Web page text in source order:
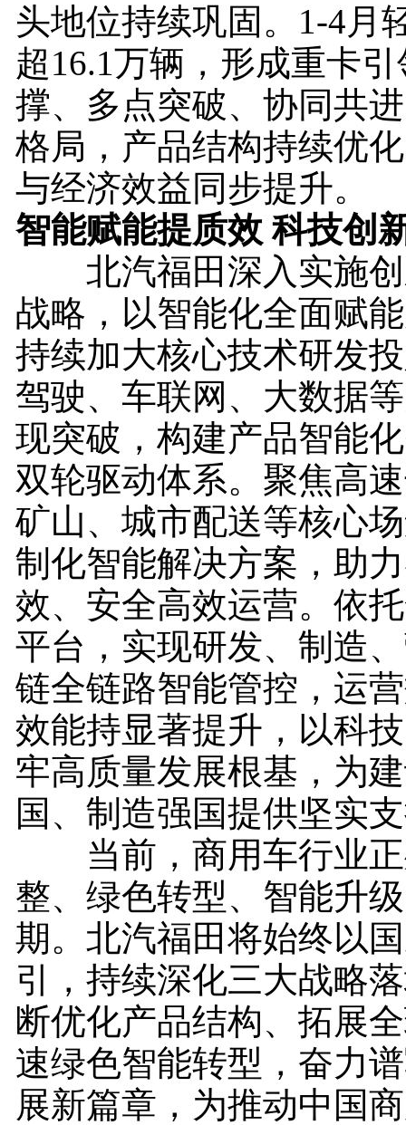
头地位持续巩固。1-4月
超16.1万辆，形成重卡
撑、多点突破、协同共
格局，产品结构持续优
与经济效益同步提升。
智能赋能提质效 科技创
北汽福田深入实施创
战略，以智能化全面赋
持续加大核心技术研发
驾驶、车联网、大数据
现突破，构建产品智能
双轮驱动体系。聚焦高
矿山、城市配送等核心
制化智能解决方案，助
效、安全高效运营。依
平台，实现研发、制造
链全链路智能管控，运
效能持显著提升，以科
牢高质量发展根基，为
国、制造强国提供坚实
当前，商用车行业正
整、绿色转型、智能升
期。北汽福田将始终以
引，持续深化三大战略
断优化产品结构、拓展
速绿色智能转型，奋力
展新篇章，为推动中国